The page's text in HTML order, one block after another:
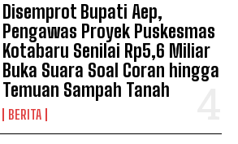
SUBSCRIBE NOW
Disemprot Bupati Aep,
Pengawas Proyek Puskesmas
Kotabaru Senilai Rp5,6 Miliar
Buka Suara Soal Coran hingga
Temuan Sampah Tanah
BERITA